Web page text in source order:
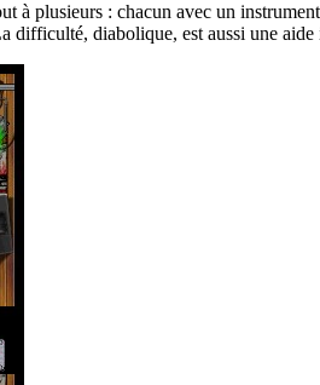
à plusieurs : chacun avec un
difficulté, diabolique, est aussi une aide